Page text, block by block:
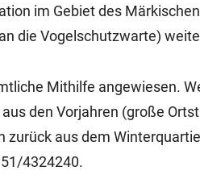
im Gebiet des
die Vogelschutzwarte)
Mithilfe angewiesen.
den Vorjahren (große
aus dem
4324240.